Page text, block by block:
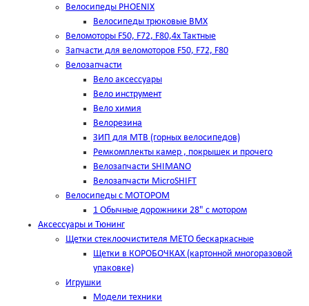
Велосипеды PHOENIX
Велосипеды трюковые BMX
Веломоторы F50, F72, F80,4х Тактные
Запчасти для веломоторов F50, F72, F80
Велозапчасти
Вело аксессуары
Вело инструмент
Вело химия
Велорезина
ЗИП для MTB (горных велосипедов)
Ремкомплекты камер , покрышек и прочего
Велозапчасти SHIMANO
Велозапчасти MicroSHIFT
Велосипеды с МОТОРОМ
1 Обычные дорожники 28" с мотором
Аксессуары и Тюнинг
Щетки стеклоочистителя METO бескаркасные
Щетки в КОРОБОЧКАХ (картонной многоразовой
упаковке)
Игрушки
Модели техники